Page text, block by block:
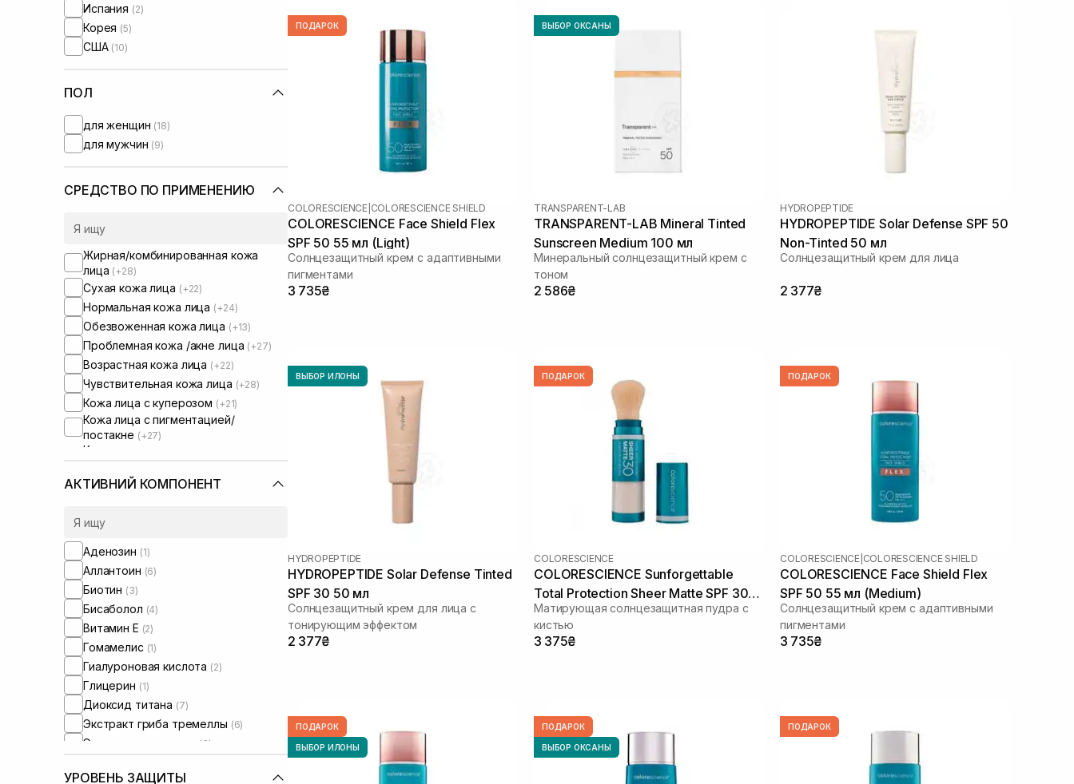
Испания (2)
Корея (5)
США (10)
ПОЛ
для женщин (18)
для мужчин (9)
СРЕДСТВО ПО ПРИМЕНЕНИЮ
Жирная/комбинированная кожа
лица (+28)
Сухая кожа лица (+22)
Нормальная кожа лица (+24)
Обезвоженная кожа лица (+13)
Проблемная кожа /акне лица (+27)
Возрастная кожа лица (+22)
Чувствительная кожа лица (+28)
Кожа лица с куперозом (+21)
Кожа лица с пигментацией/
постакне (+27)
Кожа лица с расширенными порами
Кожа лица с нарушенным
микробиомом
АКТИВНИЙ КОМПОНЕНТ
Аденозин (1)
Аллантоин (6)
Биотин (3)
Бисаболол (4)
Витамин Е (2)
Гомамелис (1)
Гиалуроновая кислота (2)
Глицерин (1)
Диоксид титана (7)
Экстракт гриба тремеллы (6)
Экстракт календулы (3)
Экстракт рисовых отрубей
УРОВЕНЬ ЗАЩИТЫ
ПОДАРОК
COLORESCIENCE COLORESCIENCE SHIELD
COLORESCIENCE Face Shield Flex
SPF 50 55 мл (Light)
Солнцезащитный крем с адаптивными
пигментами
3 735₴
ВЫБОР ОКСАНЫ
TRANSPARENT-LAB
TRANSPARENT-LAB Mineral Tinted
Sunscreen Medium 100 мл
Минеральный солнцезащитный крем с
тоном
2 586₴
HYDROPEPTIDE
HYDROPEPTIDE Solar Defense SPF 50
Non-Tinted 50 мл
Солнцезащитный крем для лица
2 377₴
ВЫБОР ИЛОНЫ
HYDROPEPTIDE
HYDROPEPTIDE Solar Defense Tinted
SPF 30 50 мл
Солнцезащитный крем для лица с
тонирующим эффектом
2 377₴
ПОДАРОК
COLORESCIENCE
COLORESCIENCE Sunforgettable
Total Protection Sheer Matte SPF 30
4.3 г
Матирующая солнцезащитная пудра с
кистью
3 375₴
ПОДАРОК
COLORESCIENCE COLORESCIENCE SHIELD
COLORESCIENCE Face Shield Flex
SPF 50 55 мл (Medium)
Солнцезащитный крем с адаптивными
пигментами
3 735₴
ПОДАРОК
ВЫБОР ИЛОНЫ
ПОДАРОК
ВЫБОР ОКСАНЫ
ПОДАРОК